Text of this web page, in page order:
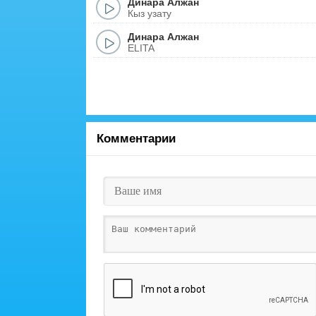
Кыз узату
Динара Алжан
ELITA
Комментарии